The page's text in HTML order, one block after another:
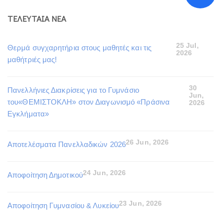
ΤΕΛΕΥΤΑΙΑ ΝΕΑ
Θερμά συγχαρητήρια στους μαθητές και τις
μαθήτριές μας!
25 Jul,
2026
Πανελλήνιες Διακρίσεις για το Γυμνάσιο
του«ΘΕΜΙΣΤΟΚΛΗ» στον Διαγωνισμό «Πράσινα
Εγκλήματα»
30
Jun,
2026
Αποτελέσματα Πανελλαδικών 202626 Jun, 2026
Αποφοίτηση Δημοτικού24 Jun, 2026
Αποφοίτηση Γυμνασίου & Λυκείου23 Jun, 2026